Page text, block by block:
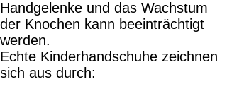
Handgelenke und das Wachstum
der Knochen kann beeinträchtigt
werden.
Echte Kinderhandschuhe zeichnen
sich aus durch: